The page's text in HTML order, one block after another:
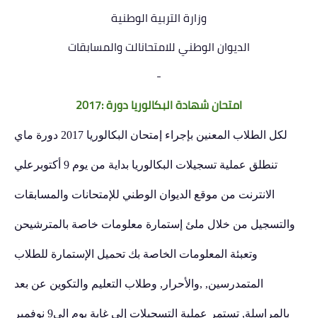
وزارة التربية الوطنية
الديوان الوطني للامتحانالت والمسابقات
-
امتحان شهادة البكالوريا دورة :2017
لكل الطلاب المعنين بإجراء إمتحان البكالوريا 2017 دورة ماي
تنطلق عملية تسجيلات البكالوريا بداية من يوم 9 أكتوبرعلي
الانترنت من موقع الديوان الوطني للإمتحانات والمسابقات
والتسجيل من خلال ملئ إستمارة معلومات خاصة بالمترشيحن
وتعبئة المعلومات الخاصة بك تحميل الإستمارة للطلاب
المتمدرسين, ,والأحرار, وطلاب التعليم والتكوين عن بعد
بالمراسلة, تستمر عملية التسجيلات إلي غاية يوم الي9 نوفمبر